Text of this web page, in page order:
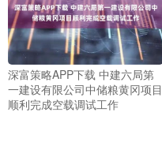
深富策略APP下载 中建六局第
一建设有限公司中储粮黄冈项目
顺利完成空载调试工作